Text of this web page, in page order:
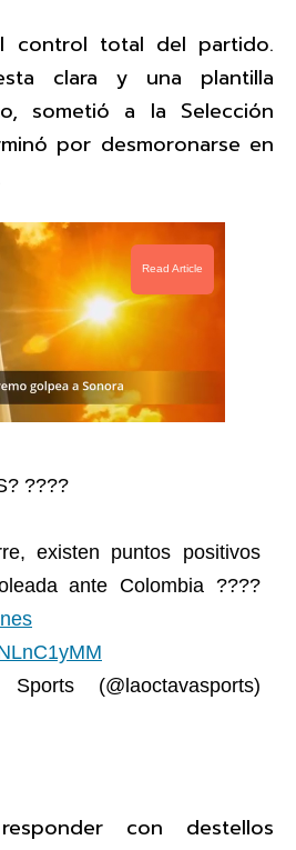
control total del partido.
clara y una plantilla
sometió a la Selección
por desmoronarse en
Read Article
????
existen puntos positivos
ante Colombia ????
(@laoctavasports)
con destellos